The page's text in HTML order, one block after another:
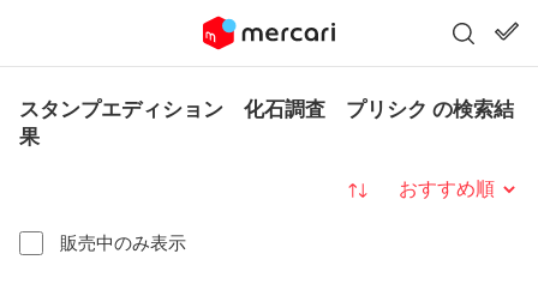
スタンプエディション 化石調査 プリシク の検索結
果
販売中のみ表示
並び替え